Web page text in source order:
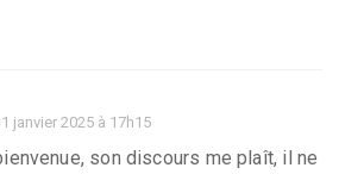
janvier 2025 à 17h15
son discours me plaît, il ne